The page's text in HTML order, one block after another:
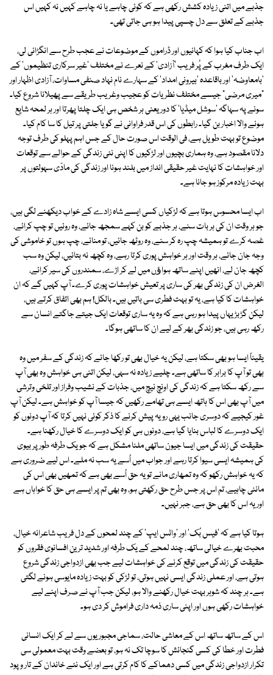
جذبے میں اتنی زیادہ کشش رکھی ہے کہ کوئی چاہے یا نہ چاہے کہیں نہ کہیں اس
جذبے کے تعلق سے دل چسپی پیدا ہو ہی جاتی تھی۔
اب جناب کیا ہوا کہ کہانیوں اور ڈراموں کے موضوعات نے عجب طرح سے انگڑائی لی،
ایک طرف مغرب کے پُر فریب 'آزادی' کے نعرے نے مختلف 'غیر سرکاری تنظیموں' کے
'بامعاوضہ' اور باقاعدہ 'بیرونی امداد' کے سہارے نام نہاد صنفی مساوات، آزادی اظہار اور
"میری مرضی" جیسے مختلف نظریات کو عجیب وغریب طریقے سے پھیلانا شروع کیا۔
سونے پہ سہاگہ 'سوشل میڈیا' کا دور یعنی ہر شخص ہی ایک چلتا پھرتا اور ہر لمحہ شایع
ہونے والا اخبار بن گیا۔ رابطوں کی اس قدر فراوانی نے گویا جلتی پر تیل کا سا کام کیا۔
موضوع تو بہت طویل ہے، فی الوقت اس صورت حال کے جس اہم پہلو کی طرف توجہ
دلانا مقصود ہے، وہ ہماری بچیوں اور لڑکیوں کا اپنی نئی زندگی کے حوالے سے توقعات
اور خواہشات کا نہایت غیر حقیقی انداز میں بلند ہونا اور زندگی کی مادّی سہولتوں پر
بہت زیادہ مرکوز ہو جانا ہے۔
اب ایسا محسوس ہوتا ہے کہ لڑکیاں کسی ایسے شاہ زادے کے خواب دیکھنے لگی ہیں،
جو ہر وقت ان کی ہر بات سنے، ہر جذبے کو بن کہے سمجھ جائے، وہ روئیں تو چپ کرائے،
غصہ کرے تو ہمیشہ چپ رہ کر سنے، وہ روٹھ جائیں، تو منائے، چپ ہوں تو خاموشی کی
وجہ جان جائے، ہر وقت اور ہر خواہش پوری کرتا رہے، وہ کچھ نہ بتائیں، لیکن وہ سب
کچھ جان لے، انھیں اپنے ساتھ ہواﺅں میں لے کر اڑے، سمندروں کی سیر کرائے،
الغرض ان کی زندگی بھر کی ساری پر تعیش خواہشات پوری کرے۔ آپ کہیں گے کہ ان
خواہشات کا کیا ہے، یہ تو بہت فطری سی باتیں ہیں۔ بالکل! ہم بھی اتفاق کرتے ہیں،
لیکن گڑبڑ یہاں پیدا ہو رہی ہے کہ وہ یہ ساری توقعات ایک جیتے جاگتے انسان سے
رکھ رہی ہیں، جو زندگی بھر کے لیے ان کا ساتھی ہوگا۔
یقیناً ایسا ہو بھی سکتا ہے، لیکن یہ خیال بھی تو رکھا جائے کہ زندگی کے سفر میں وہ
بھی تو آپ کا برابر کا ساتھی ہے۔ چلیے زیادہ نہ سہی، لیکن اتنی ہی خواہش وہ بھی آپ
سے رکھ سکتا ہے کہ زندگی کی اونچ نیچ میں، جذبات کے نشیب وفراز اور تلخی وترشی
میں آپ بھی اس کا ہاتھ ایسے ہی تھامے رکھیں کہ جیسا آپ کو خواہش ہے۔ لیکن آپ
غور کیجیے کہ دوسری جانب یہی رویہ پیش کرنے کا ذکر کوئی نہیں کرتا کہ آپ دونوں کو
ایک دوسرے کا لباس بنایا گیا ہے، دونوں ہی کو ایک دوسرے کا خیال رکھنا ہے۔
حقیقت کی زندگی میں ایسا جیون ساتھی ملنا مشکل ہے کہ جو یک طرفہ طور پر بیوی
کی ہمیشہ ایسی سیوا کرتا رہے اور جواب میں اُسے یہ سب نہ ملے۔ اس لیے ضروری ہے
کہ یہ خواہش رکھو کہ وہ تمھاری مانے تو یہ حق اُسے بھی ہے کہ تمھیں بھی اس کی
ماننی چاہیے، تم اس پر جس طرح حق رکھتی ہو، وہ بھی تم پر ایسے ہی حق کا خواہاں ہے
اور یہ اس کا بھی حق ہے، جبر نہیں۔
ہوتا کیا ہے کہ 'فیس بُک' اور 'واٹس ایپ' کے چند لمحوں کے دل فریب شاعرانہ خیال،
محبت بھرے خیالی ساتھ، چند لمحے کے یک طرفہ اور شدید ترین افسانوی فقروں کو
حقیقت کی زندگی میں توقع کرنے کی خواہشات لیے جب بھی ازدواجی زندگی شروع
ہوتی ہے، اور عملی زندگی ایسی نہیں ہوتی، تو لڑکی کو بہت زیادہ مایوسی ہونے لگتی
ہے۔ ہر چند کہ شوہر بہت خیال رکھنے والا ہو، لیکن جب آپ نے صرف اپنے لیے
خواہشات رکھی ہوں اور اپنی ساری ذمہ داری فراموش کر دی ہو۔
اس کے ساتھ ساتھ اس کے معاشی حالت، سماجی مجبوریوں سے لے کر ایک انسانی
فطرت اور خطا کی کسی گنجائش کا سوچا تک نہ ہو، تو بعضے وقت بہت معمولی سی
تکرار ازدواجی زندگی میں کسی دھماکے کا کام کرتی ہے اور ایک نئے خاندان کے تار وپود